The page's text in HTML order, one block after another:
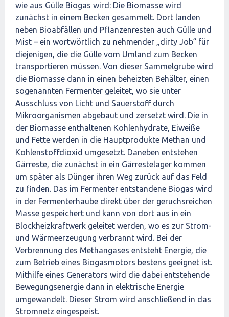
wie aus Gülle Biogas wird: Die Biomasse wird
zunächst in einem Becken gesammelt. Dort landen
neben Bioabfällen und Pflanzenresten auch Gülle und
Mist – ein wortwörtlich zu nehmender „dirty Job“ für
diejenigen, die die Gülle vom Umland zum Becken
transportieren müssen. Von dieser Sammelgrube wird
die Biomasse dann in einen beheizten Behälter, einen
sogenannten Fermenter geleitet, wo sie unter
Ausschluss von Licht und Sauerstoff durch
Mikroorganismen abgebaut und zersetzt wird. Die in
der Biomasse enthaltenen Kohlenhydrate, Eiweiße
und Fette werden in die Hauptprodukte Methan und
Kohlenstoffdioxid umgesetzt. Daneben entstehen
Gärreste, die zunächst in ein Gärrestelager kommen
um später als Dünger ihren Weg zurück auf das Feld
zu finden. Das im Fermenter entstandene Biogas wird
in der Fermenterhaube direkt über der geruchsreichen
Masse gespeichert und kann von dort aus in ein
Blockheizkraftwerk geleitet werden, wo es zur Strom-
und Wärmeerzeugung verbrannt wird. Bei der
Verbrennung des Methangases entsteht Energie, die
zum Betrieb eines Biogasmotors bestens geeignet ist.
Mithilfe eines Generators wird die dabei entstehende
Bewegungsenergie dann in elektrische Energie
umgewandelt. Dieser Strom wird anschließend in das
Stromnetz eingespeist.